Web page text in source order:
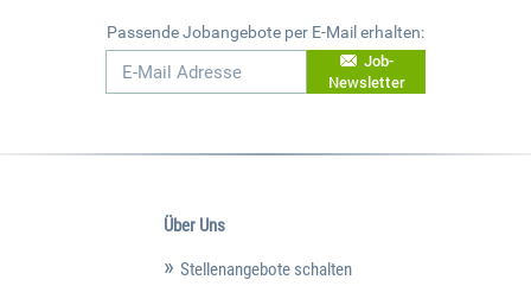
Passende Jobangebote per E-Mail erhalten:
Job-
Newsletter
Über Uns
Stellenangebote schalten